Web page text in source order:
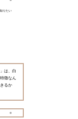
りたい
は、白
徴なん
るか